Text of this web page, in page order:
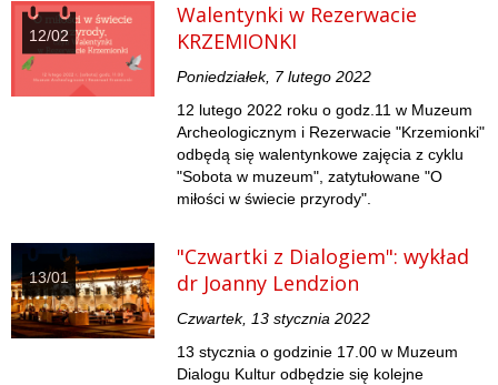
12/02
Walentynki w Rezerwacie
KRZEMIONKI
Poniedziałek, 7 lutego 2022
12 lutego 2022 roku o godz.11 w Muzeum
Archeologicznym i Rezerwacie "Krzemionki"
odbędą się walentynkowe zajęcia z cyklu
"Sobota w muzeum", zatytułowane "O
miłości w świecie przyrody".
13/01
"Czwartki z Dialogiem": wykład
dr Joanny Lendzion
Czwartek, 13 stycznia 2022
13 stycznia o godzinie 17.00 w Muzeum
Dialogu Kultur odbędzie się kolejne